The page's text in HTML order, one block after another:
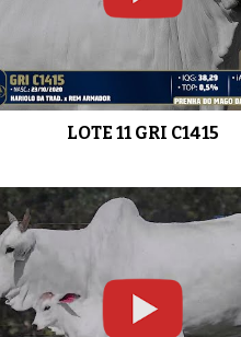
LOTE 11 GRI C1415